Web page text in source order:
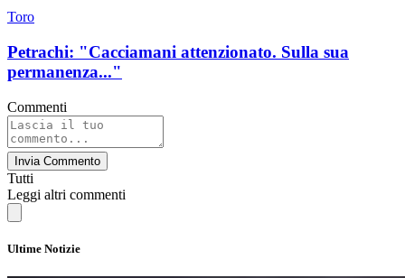
Toro
Petrachi: "Cacciamani attenzionato. Sulla sua
permanenza..."
Commenti
Invia Commento
Tutti
Leggi altri commenti
Ultime Notizie